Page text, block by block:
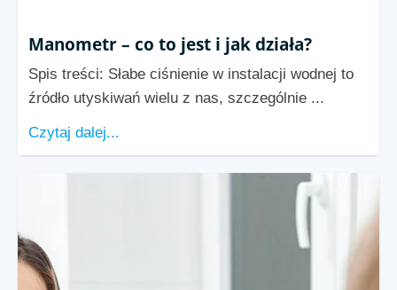
Manometr – co to jest i jak działa?
Spis treści: Słabe ciśnienie w instalacji wodnej to
źródło utyskiwań wielu z nas, szczególnie ...
Czytaj dalej...